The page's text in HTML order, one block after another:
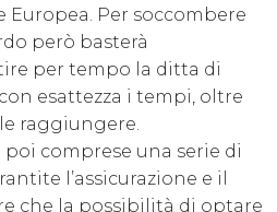
Europea. Per soccombere
però basterà
per tempo la ditta di
esattezza i tempi, oltre
raggiungere.
comprese una serie di
l’assicurazione e il
che la possibilità di optare